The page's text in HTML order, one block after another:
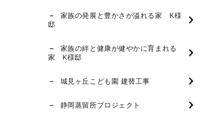
家族の発展と豊かさが溢れる家 K様
邸
家族の絆と健康が健やかに育まれる
家 K様邸
城見ヶ丘こども園 建替工事
静岡蒸留所プロジェクト